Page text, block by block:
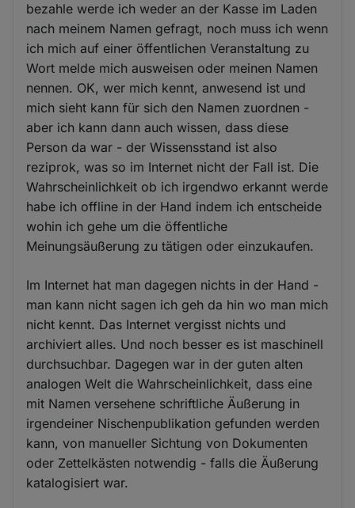
bezahle werde ich weder an der Kasse im Laden
nach meinem Namen gefragt, noch muss ich wenn
ich mich auf einer öffentlichen Veranstaltung zu
Wort melde mich ausweisen oder meinen Namen
nennen. OK, wer mich kennt, anwesend ist und
mich sieht kann für sich den Namen zuordnen -
aber ich kann dann auch wissen, dass diese
Person da war - der Wissensstand ist also
reziprok, was so im Internet nicht der Fall ist. Die
Wahrscheinlichkeit ob ich irgendwo erkannt werde
habe ich offline in der Hand indem ich entscheide
wohin ich gehe um die öffentliche
Meinungsäußerung zu tätigen oder einzukaufen.
Im Internet hat man dagegen nichts in der Hand -
man kann nicht sagen ich geh da hin wo man mich
nicht kennt. Das Internet vergisst nichts und
archiviert alles. Und noch besser es ist maschinell
durchsuchbar. Dagegen war in der guten alten
analogen Welt die Wahrscheinlichkeit, dass eine
mit Namen versehene schriftliche Äußerung in
irgendeiner Nischenpublikation gefunden werden
kann, von manueller Sichtung von Dokumenten
oder Zettelkästen notwendig - falls die Äußerung
katalogisiert war.